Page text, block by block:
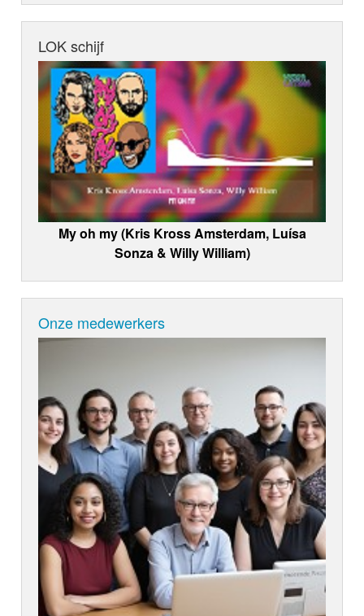
LOK schijf
My oh my (Kris Kross Amsterdam, Luísa
Sonza & Willy William)
Onze medewerkers